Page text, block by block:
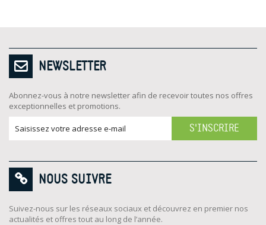
NEWSLETTER
Abonnez-vous à notre newsletter afin de recevoir toutes nos offres
exceptionnelles et promotions.
S'INSCRIRE
NOUS SUIVRE
Suivez-nous sur les réseaux sociaux et découvrez en premier nos
actualités et offres tout au long de l’année.